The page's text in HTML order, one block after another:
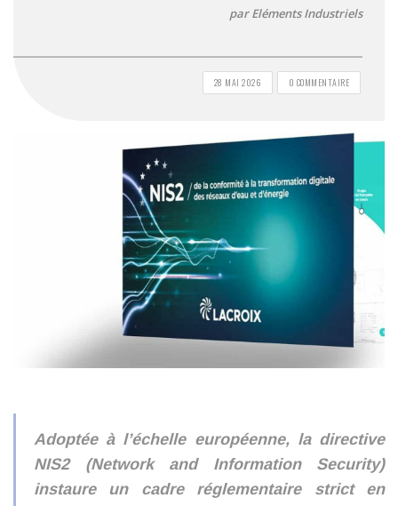
par Eléments Industriels
28 MAI 2026 0 COMMENTAIRE
Adoptée à l’échelle européenne, la directive
NIS2 (Network and Information Security)
instaure un cadre réglementaire strict en